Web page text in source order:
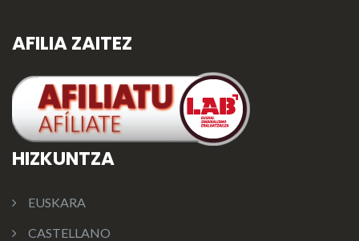
AFILIA ZAITEZ
HIZKUNTZA
EUSKARA
CASTELLANO